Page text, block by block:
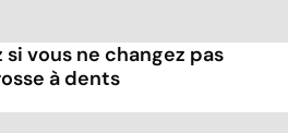
vous ne changez pas
à dents